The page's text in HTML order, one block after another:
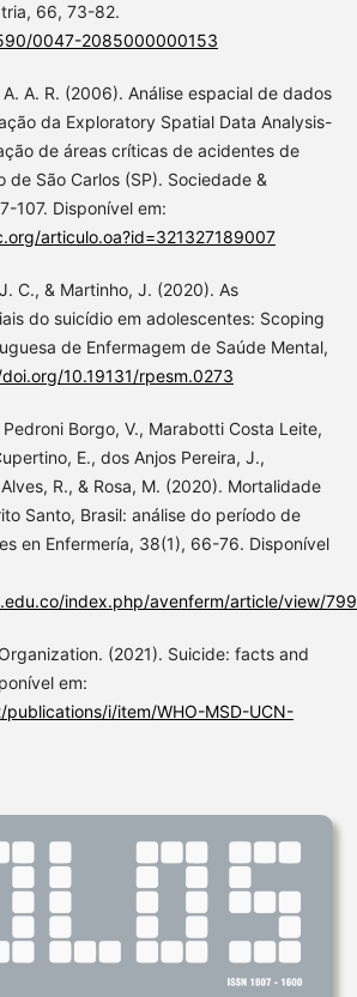
66, 73-82.
0047-2085000000153
A. R. (2006). Análise espacial de dados
da Exploratory Spatial Data Analysis-
de áreas críticas de acidentes de
de São Carlos (SP). Sociedade &
107. Disponível em:
articulo.oa?id=321327189007
C., & Martinho, J. (2020). As
do suicídio em adolescentes: Scoping
de Enfermagem de Saúde Mental,
10.19131/rpesm.0273
Borgo, V., Marabotti Costa Leite,
E., dos Anjos Pereira, J.,
R., & Rosa, M. (2020). Mortalidade
Santo, Brasil: análise do período de
en Enfermería, 38(1), 66-76. Disponível
index.php/avenferm/article/view/
(2021). Suicide: facts and
em:
i/item/WHO-MSD-UCN-